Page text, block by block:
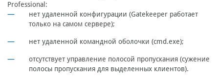
Professional:
нет удаленной конфигурации (Gatekeeper работает
только на самом сервере);
нет удаленной командной оболочки (cmd.exe);
отсутствует управление полосой пропускания (сужение
полосы пропускания для выделенных клиентов).